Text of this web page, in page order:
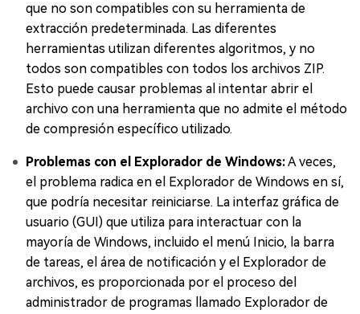
que no son compatibles con su herramienta de
extracción predeterminada. Las diferentes
herramientas utilizan diferentes algoritmos, y no
todos son compatibles con todos los archivos ZIP.
Esto puede causar problemas al intentar abrir el
archivo con una herramienta que no admite el método
de compresión específico utilizado.
Problemas con el Explorador de Windows:A veces,
el problema radica en el Explorador de Windows en sí,
que podría necesitar reiniciarse. La interfaz gráfica de
usuario (GUI) que utiliza para interactuar con la
mayoría de Windows, incluido el menú Inicio, la barra
de tareas, el área de notificación y el Explorador de
archivos, es proporcionada por el proceso del
administrador de programas llamado Explorador de